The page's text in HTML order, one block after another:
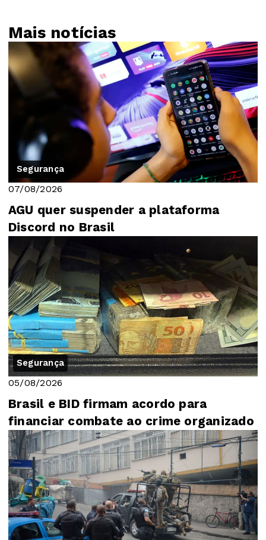
Mais notícias
Segurança
07/08/2026
AGU quer suspender a plataforma
Discord no Brasil
Segurança
05/08/2026
Brasil e BID firmam acordo para
financiar combate ao crime organizado